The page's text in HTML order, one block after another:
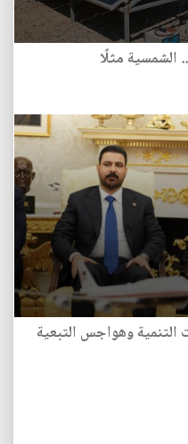
الشمسية مثلًا
التنمية وهواجس التبعية